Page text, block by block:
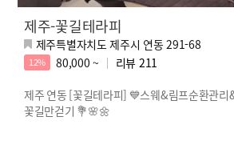
제주-꽃길테라피
제주특별자치도 제주시 연동 291-68
12% 80,000 ~ 리뷰 211
제주 연동 [꽃길테라피] 💙스웨&림프순환관
꽃길만걷기 💐🌸🌼